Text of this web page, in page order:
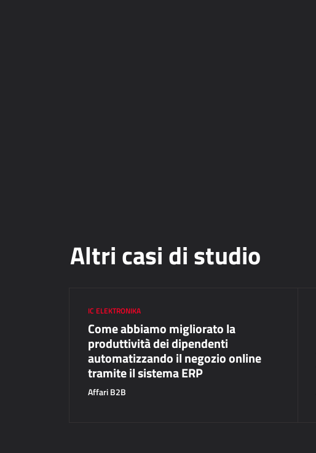
Altri casi di studio
IC ELEKTRONIKA
Come abbiamo migliorato la
produttività dei dipendenti
automatizzando il negozio online
tramite il sistema ERP
Affari B2B